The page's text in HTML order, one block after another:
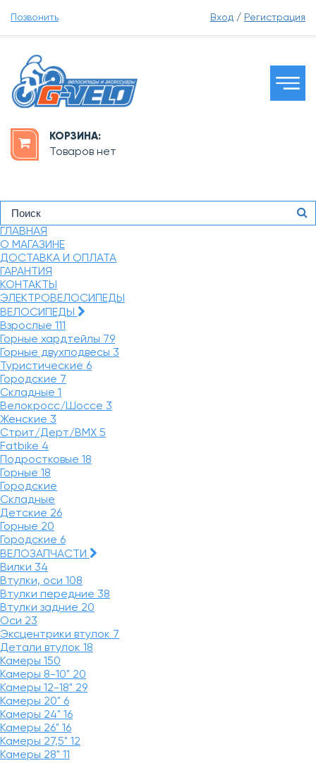
Позвонить Вход / Регистрация
КОРЗИНА:
Товаров нет
ГЛАВНАЯ
О МАГАЗИНЕ
ДОСТАВКА И ОПЛАТА
ГАРАНТИЯ
КОНТАКТЫ
ЭЛЕКТРОВЕЛОСИПЕДЫ
ВЕЛОСИПЕДЫ
Взрослые 111
Горные хардтейлы 79
Горные двухподвесы 3
Туристические 6
Городские 7
Складные 1
Велокросс/Шоссе 3
Женские 3
Стрит/Дерт/BMX 5
Fatbike 4
Подростковые 18
Горные 18
Городские
Складные
Детские 26
Горные 20
Городские 6
ВЕЛОЗАПЧАСТИ
Вилки 34
Втулки, оси 108
Втулки передние 38
Втулки задние 20
Оси 23
Эксцентрики втулок 7
Детали втулок 18
Камеры 150
Камеры 8-10" 20
Камеры 12-18" 29
Камеры 20" 6
Камеры 24" 16
Камеры 26" 16
Камеры 27,5" 12
Камеры 28" 11